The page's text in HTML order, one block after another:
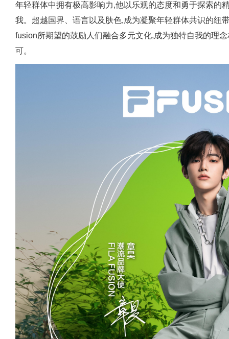
年轻群体中拥有极高影响力,他以乐观的态度和勇于探索的
我。超越国界、语言以及肤色,成为凝聚年轻群体共识的纽
fusion所期望的鼓励人们融合多元文化,成为独特自我的理
可。